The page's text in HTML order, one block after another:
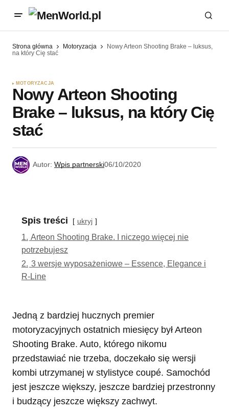
Strona główna Motoryzacja
Nowy Arteon Shooting Brake – luksus,
na który Cię stać
MOTORYZACJA
Nowy Arteon Shooting
Brake – luksus, na który Cię
stać
Autor: Wpis partnerski06/10/2020
Spis treści ukryj
1. Arteon Shooting Brake. I niczego więcej nie
potrzebujesz
2. 3 wersje wyposażeniowe – Essence, Elegance i
R-Line
Jedną z bardziej hucznych premier
motoryzacyjnych ostatnich miesięcy był Arteon
Shooting Brake. Auto, którego nikomu
przedstawiać nie trzeba, doczekało się wersji
kombi utrzymanej w stylistyce coupé. Samochód
jest jeszcze większy, jeszcze bardziej przestronny
i budzący jeszcze większy zachwyt.